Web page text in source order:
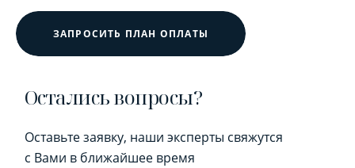
ЗАПРОСИТЬ ПЛАН ОПЛАТЫ
Остались вопросы?
Оставьте заявку, наши эксперты свяжутся
с Вами в ближайшее время